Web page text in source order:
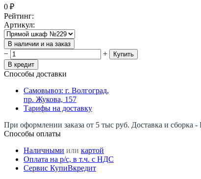
0 ₽
Рейтинг:
Артикул:
В наличии и на заказ
− +
Купить
В кредит
Способы доставки
Самовывоз: г. Волгоград,
пр. Жукова, 157
Тарифы на доставку
При оформлении заказа от 5 тыс руб. Доставка и сборка -
Способы оплаты
Наличными или картой
Оплата на р/c, в т.ч. с НДС
Сервис КупиВкредит